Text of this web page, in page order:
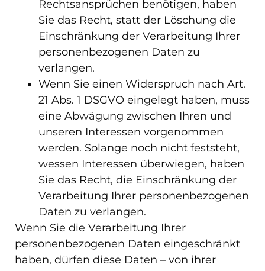
Rechtsansprüchen benötigen, haben
Sie das Recht, statt der Löschung die
Einschränkung der Verarbeitung Ihrer
personenbezogenen Daten zu
verlangen.
Wenn Sie einen Widerspruch nach Art.
21 Abs. 1 DSGVO eingelegt haben, muss
eine Abwägung zwischen Ihren und
unseren Interessen vorgenommen
werden. Solange noch nicht feststeht,
wessen Interessen überwiegen, haben
Sie das Recht, die Einschränkung der
Verarbeitung Ihrer personenbezogenen
Daten zu verlangen.
Wenn Sie die Verarbeitung Ihrer
personenbezogenen Daten eingeschränkt
haben, dürfen diese Daten – von ihrer